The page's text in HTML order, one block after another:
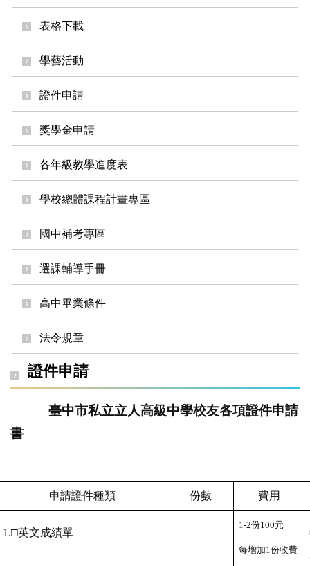
表格下載
學藝活動
證件申請
獎學金申請
各年級教學進度表
學校總體課程計畫專區
國中補考專區
選課輔導手冊
高中畢業條件
法令規章
證件申請
臺中市私立立人高級中學校友各項證件申請
書
申請證件種類 份數 費用
1.□英文成績單
1-2份100元
每增加1份收費